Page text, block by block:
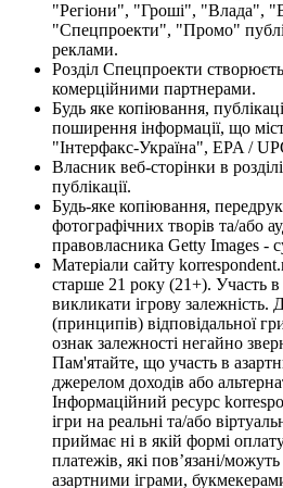
"Регіони", "Гроші", "Влада",
"Спецпроекти", "Промо"
реклами.
Розділ Спецпроекти
комерційними партнерами.
Будь яке копіювання,
поширення інформації, що
"Інтерфакс-Україна", EPA /
Власник веб-сторінки в
публікації.
Будь-яке копіювання,
фотографічних творів та/або
правовласника Getty Images -
Матеріали сайту
старше 21 року (21+). Участь
викликати ігрову залежність.
(принципів) відповідальної
ознак залежності негайно
Пам'ятайте, що участь в
джерелом доходів або
Інформаційний ресурс
ігри на реальні та/або
приймає ні в якій формі
платежів, які пов’язані/можуть
азартними іграми,